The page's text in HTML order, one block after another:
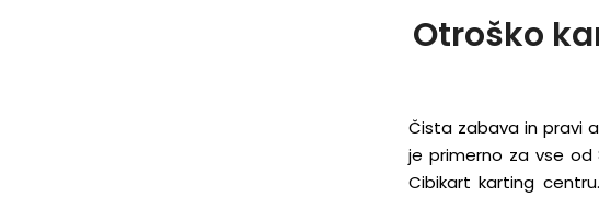
Otroško
Čista zabava in pravi
je primerno za vse od
Cibikart karting